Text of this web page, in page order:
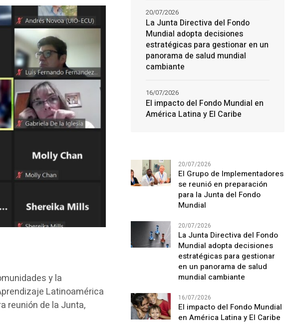
y la
Latinoamérica
reunión de la Junta,
La Junta Directiva del Fondo
Mundial adopta decisiones
estratégicas para gestionar en un
panorama de salud mundial
cambiante
20/07/2026
El impacto del Fondo Mundial en
América Latina y El Caribe
16/07/2026
20/07/2026
El Grupo de Implementadores
se reunió en preparación
para la Junta del Fondo
Mundial
20/07/2026
La Junta Directiva del Fondo
Mundial adopta decisiones
estratégicas para gestionar
en un panorama de salud
mundial cambiante
16/07/2026
El impacto del Fondo Mundial
en América Latina y El Caribe